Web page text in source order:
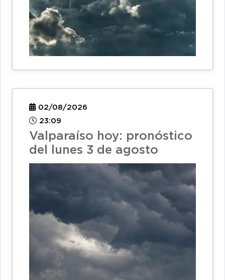
02/08/2026
23:09
Valparaíso hoy: pronóstico
del lunes 3 de agosto